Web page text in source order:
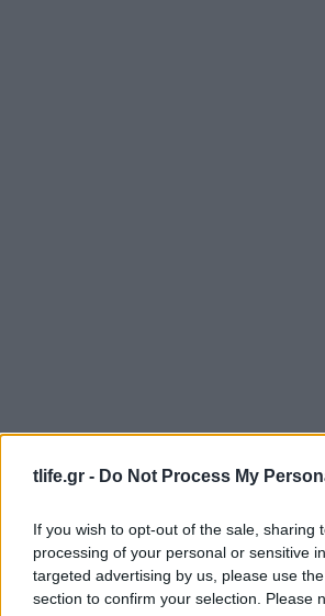
tlife.gr - Do Not Process My
If you wish to opt-out of the sale, sharing
processing of your personal or sensitive
targeted advertising by us, please use
section to confirm your selection. Please